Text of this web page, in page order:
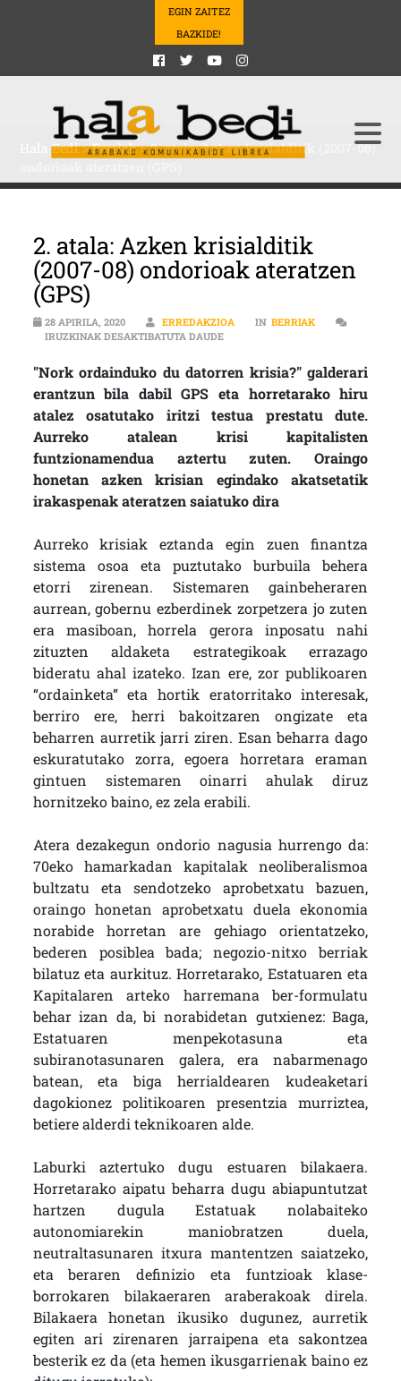
EGIN ZAITEZ
BAZKIDE!
Hala Bedi>Berriak>2. atala: Azken krisialditik (2007-08)
2. atala: Azken krisialditik
(2007-08) ondorioak ateratzen
(GPS)
28 APIRILA, 2020 ERREDAKZIOA IN BERRIAK
IRUZKINAK DESAKTIBATUTA DAUDE2. ATALA: AZKEN KRISIALDITIK
"Nork ordainduko du datorren krisia?" galderari
erantzun bila dabil GPS eta horretarako hiru
atalez osatutako iritzi testua prestatu dute.
Aurreko atalean krisi kapitalisten
funtzionamendua aztertu zuten. Oraingo
honetan azken krisian egindako akatsetatik
irakaspenak ateratzen saiatuko dira
Aurreko krisiak eztanda egin zuen finantza
sistema osoa eta puztutako burbuila behera
etorri zirenean. Sistemaren gainbeheraren
aurrean, gobernu ezberdinek zorpetzera jo zuten
era masiboan, horrela gerora inposatu nahi
zituzten aldaketa estrategikoak errazago
bideratu ahal izateko. Izan ere, zor publikoaren
“ordainketa” eta hortik eratorritako interesak,
berriro ere, herri bakoitzaren ongizate eta
beharren aurretik jarri ziren. Esan beharra dago
eskuratutako zorra, egoera horretara eraman
gintuen sistemaren oinarri ahulak diruz
hornitzeko baino, ez zela erabili.
Atera dezakegun ondorio nagusia hurrengo da:
70eko hamarkadan kapitalak neoliberalismoa
bultzatu eta sendotzeko aprobetxatu bazuen,
oraingo honetan aprobetxatu duela ekonomia
norabide horretan are gehiago orientatzeko,
bederen posiblea bada; negozio-nitxo berriak
bilatuz eta aurkituz. Horretarako, Estatuaren eta
Kapitalaren arteko harremana ber-formulatu
behar izan da, bi norabidetan gutxienez: Baga,
Estatuaren menpekotasuna eta
subiranotasunaren galera, era nabarmenago
batean, eta biga herrialdearen kudeaketari
dagokionez politikoaren presentzia murriztea,
betiere alderdi teknikoaren alde.
Laburki aztertuko dugu estuaren bilakaera.
Horretarako aipatu beharra dugu abiapuntutzat
hartzen dugula Estatuak nolabaiteko
autonomiarekin maniobratzen duela,
neutraltasunaren itxura mantentzen saiatzeko,
eta beraren definizio eta funtzioak klase-
borrokaren bilakaeraren araberakoak direla.
Bilakaera honetan ikusiko dugunez, aurretik
egiten ari zirenaren jarraipena eta sakontzea
besterik ez da (eta hemen ikusgarrienak baino ez